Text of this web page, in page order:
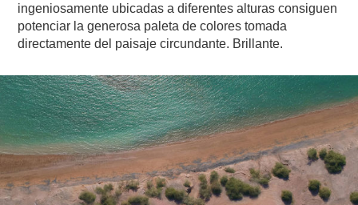
ingeniosamente ubicadas a diferentes alturas consiguen
potenciar la generosa paleta de colores tomada
directamente del paisaje circundante. Brillante.